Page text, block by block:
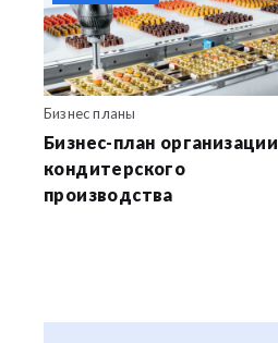
Бизнес планы
Бизнес-план организации
кондитерского
производства